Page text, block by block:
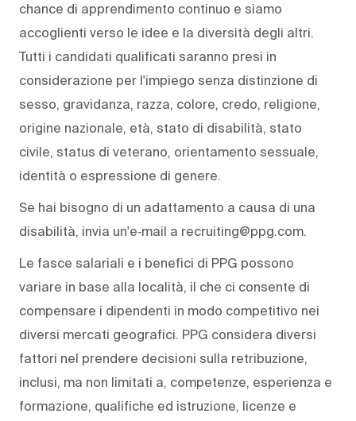
chance di apprendimento continuo e siamo
accoglienti verso le idee e la diversità degli altri.
Tutti i candidati qualificati saranno presi in
considerazione per l'impiego senza distinzione di
sesso, gravidanza, razza, colore, credo, religione,
origine nazionale, età, stato di disabilità, stato
civile, status di veterano, orientamento sessuale,
identità o espressione di genere.
Se hai bisogno di un adattamento a causa di una
disabilità, invia un'e‑mail a recruiting@ppg.com.
Le fasce salariali e i benefici di PPG possono
variare in base alla località, il che ci consente di
compensare i dipendenti in modo competitivo nei
diversi mercati geografici. PPG considera diversi
fattori nel prendere decisioni sulla retribuzione,
inclusi, ma non limitati a, competenze, esperienza e
formazione, qualifiche ed istruzione, licenze e